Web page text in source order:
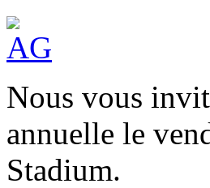
Nous vous
annuelle le
Stadium.